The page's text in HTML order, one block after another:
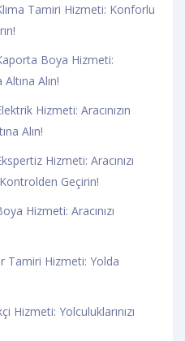
Tamiri Hizmeti: Konforlu
Boya Hizmeti:
Alın!
Hizmeti: Aracınızın
Alın!
Hizmeti: Aracınızı
Geçirin!
Hizmeti: Aracınızı
Tamiri Hizmeti: Yolda
Hizmeti: Yolculuklarınızı